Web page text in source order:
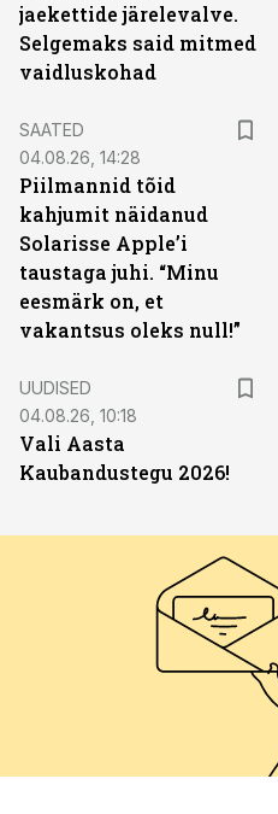
jaekettide järelevalve.
Selgemaks said mitmed
vaidluskohad
SAATED
04.08.26, 14:28
Piilmannid tõid
kahjumit näidanud
Solarisse Apple’i
taustaga juhi. “Minu
eesmärk on, et
vakantsus oleks null!”
UUDISED
04.08.26, 10:18
Vali Aasta
Kaubandustegu 2026!